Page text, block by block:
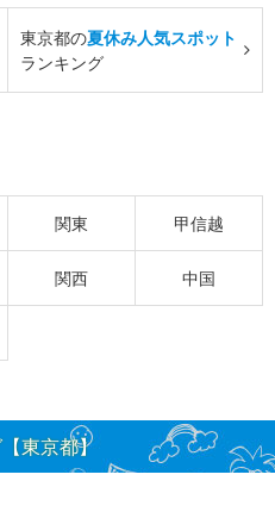
東京都の夏休み人気スポット
ランキング
関東 甲信越
関西 中国
東京都】